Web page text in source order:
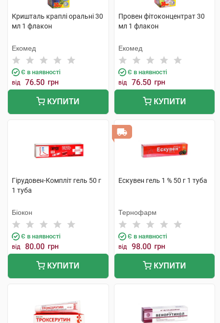
Кришталь краплі оральні 30
мл 1 флакон
Екомед
Є в наявності
від 76.50 грн
КУПИТИ
Провен фітоконцентрат 30
мл 1 флакон
Екомед
Є в наявності
від 76.50 грн
КУПИТИ
Гірудовен-Компліт гель 50 г
1 туба
Біокон
Є в наявності
від 80.00 грн
КУПИТИ
Ескувен гель 1 % 50 г 1 туба
Тернофарм
Є в наявності
від 98.00 грн
КУПИТИ